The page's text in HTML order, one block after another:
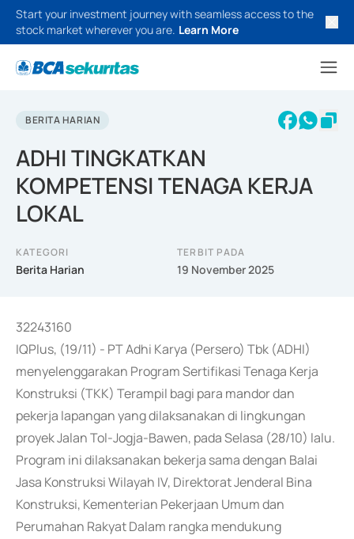
Start your investment journey with seamless access to the
stock market wherever you are. Learn More
BERITA HARIAN
ADHI TINGKATKAN
KOMPETENSI TENAGA KERJA
LOKAL
KATEGORI
Berita Harian
TERBIT PADA
19 November 2025
32243160
IQPlus, (19/11) - PT Adhi Karya (Persero) Tbk (ADHI)
menyelenggarakan Program Sertifikasi Tenaga Kerja
Konstruksi (TKK) Terampil bagi para mandor dan
pekerja lapangan yang dilaksanakan di lingkungan
proyek Jalan Tol-Jogja-Bawen, pada Selasa (28/10) lalu.
Program ini dilaksanakan bekerja sama dengan Balai
Jasa Konstruksi Wilayah IV, Direktorat Jenderal Bina
Konstruksi, Kementerian Pekerjaan Umum dan
Perumahan Rakyat Dalam rangka mendukung